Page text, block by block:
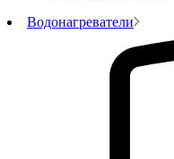
Водонагреватели